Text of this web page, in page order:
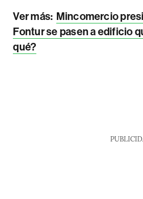
Ver más: Mincomercio
Fontur se pasen a edificio
qué?